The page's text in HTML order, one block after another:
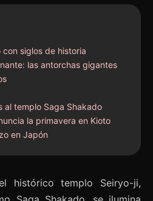
siglos de historia
las antorchas gigantes
al templo Saga Shakado
la primavera en Kioto
en Japón
histórico templo Seiryo-ji,